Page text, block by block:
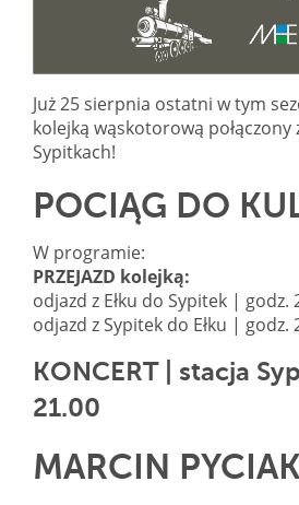
Już 25 sierpnia ostatni w tym
kolejką wąskotorową
Sypitkach!
POCIĄG DO
W programie:
PRZEJAZD kolejką:
odjazd z Ełku do Sypitek | godz.
odjazd z Sypitek do Ełku | godz.
KONCERT | stacja
21.00
MARCIN PYCIAK